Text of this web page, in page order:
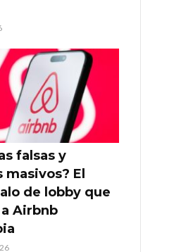
falsas y
masivos? El
de lobby que
Airbnb